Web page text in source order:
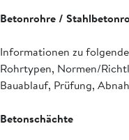
Betonrohre /
Informationen zu
Rohrtypen, Normen/
Bauablauf, Prüfung,
Betonschächte